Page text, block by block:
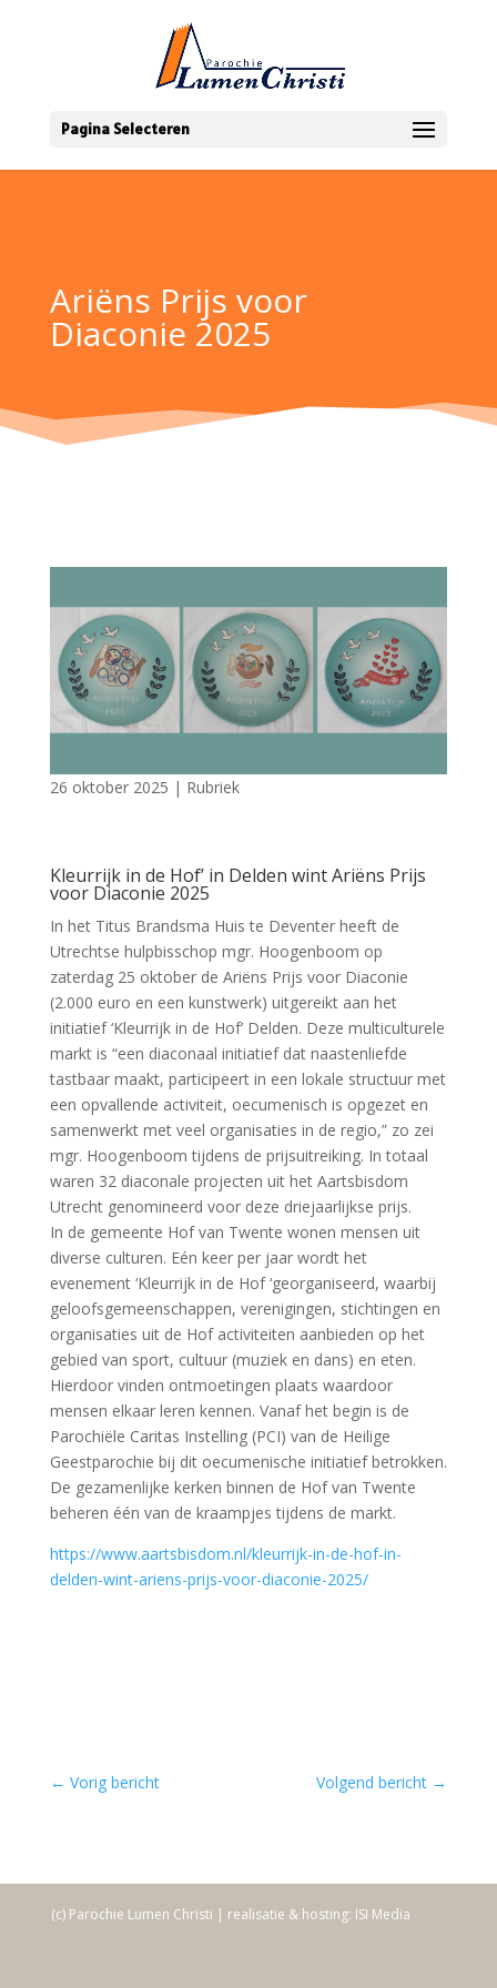
Pagina Selecteren
Ariëns Prijs voor
Diaconie 2025
26 oktober 2025 | Rubriek
Kleurrijk in de Hof’ in Delden wint Ariëns Prijs
voor Diaconie 2025
In het Titus Brandsma Huis te Deventer heeft de
Utrechtse hulpbisschop mgr. Hoogenboom op
zaterdag 25 oktober de Ariëns Prijs voor Diaconie
(2.000 euro en een kunstwerk) uitgereikt aan het
initiatief ‘Kleurrijk in de Hof’ Delden. Deze multiculturele
markt is “een diaconaal initiatief dat naastenliefde
tastbaar maakt, participeert in een lokale structuur met
een opvallende activiteit, oecumenisch is opgezet en
samenwerkt met veel organisaties in de regio,” zo zei
mgr. Hoogenboom tijdens de prijsuitreiking. In totaal
waren 32 diaconale projecten uit het Aartsbisdom
Utrecht genomineerd voor deze driejaarlijkse prijs.
In de gemeente Hof van Twente wonen mensen uit
diverse culturen. Eén keer per jaar wordt het
evenement ‘Kleurrijk in de Hof ‘georganiseerd, waarbij
geloofsgemeenschappen, verenigingen, stichtingen en
organisaties uit de Hof activiteiten aanbieden op het
gebied van sport, cultuur (muziek en dans) en eten.
Hierdoor vinden ontmoetingen plaats waardoor
mensen elkaar leren kennen. Vanaf het begin is de
Parochiële Caritas Instelling (PCI) van de Heilige
Geestparochie bij dit oecumenische initiatief betrokken.
De gezamenlijke kerken binnen de Hof van Twente
beheren één van de kraampjes tijdens de markt.
https://www.aartsbisdom.nl/kleurrijk-in-de-hof-in-
delden-wint-ariens-prijs-voor-diaconie-2025/
← Vorig bericht Volgend bericht →
(c) Parochie Lumen Christi | realisatie & hosting: ISI Media